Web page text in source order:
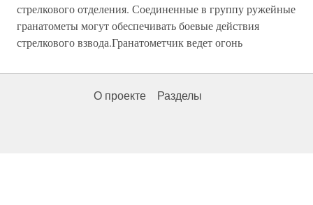
стрелкового отделения. Соединенные в группу ружейные
гранатометы могут обеспечивать боевые действия
стрелкового взвода.Гранатометчик ведет огонь
О проекте Разделы